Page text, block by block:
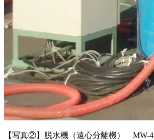
【写真②】脱水機（遠心分離機） MW-4